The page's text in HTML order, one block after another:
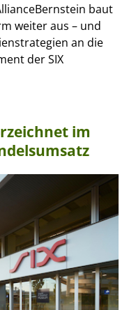
baut
weiter aus – und
an die
der SIX
im